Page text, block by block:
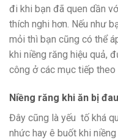
đi khi bạn đã quen dần
thích nghi hơn. Nếu như
mỏi thì bạn cũng có thể
khi niềng răng hiệu quả,
công ở các mục tiếp theo
Niềng răng khi ăn bị
Đây cũng là yếu tố khá
nhức hay ê buốt khi